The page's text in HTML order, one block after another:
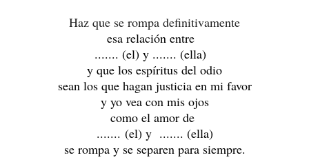
Haz que se rompa definitivamente
esa relación entre
....... (el) y ....... (ella)
y que los espíritus del odio
sean los que hagan justicia en mi favor
y yo vea con mis ojos
como el amor de
....... (el) y ....... (ella)
se rompa y se separen para siempre.